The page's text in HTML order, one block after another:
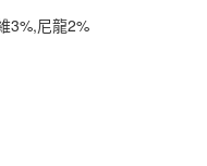
商業銀行
3%,尼龍2%